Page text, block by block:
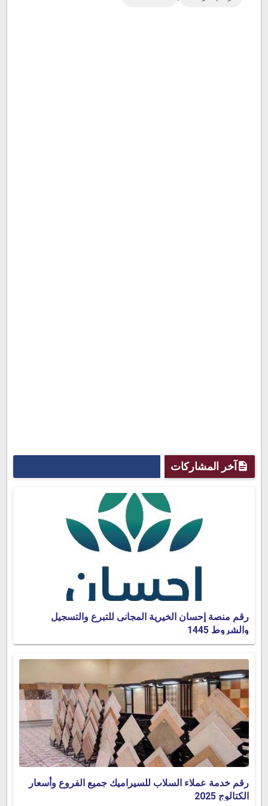
آخر المشاركات
رقم منصة إحسان الخيرية المجانى للتبرع والتسجيل
والشروط 1445
رقم خدمة عملاء السلاب للسيراميك جميع الفروع وأسعار
الكتالوج 2025